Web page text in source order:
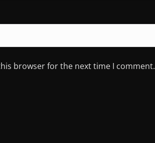
browser for the next time I comment.